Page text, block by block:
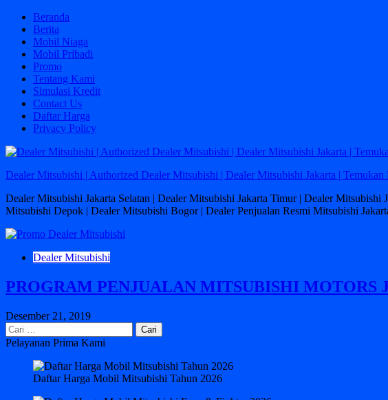
Skip
content
Beranda
Berita
Mobil Niaga
Mobil Pribadi
Promo
Tentang Kami
Simulasi Kredit
Contact Us
Daftar Harga
Privacy Policy
Dealer Mitsubishi | Authorized Dealer Mitsubishi | Dealer Mitsubishi Jakarta |
Dealer Mitsubishi Jakarta Selatan | Dealer Mitsubishi Jakarta Timur | Dealer
Mitsubishi Depok | Dealer Mitsubishi Bogor | Dealer Penjualan Resmi Mitsubishi
Dealer Mitsubishi
PROGRAM PENJUALAN MITSUBISHI MOTORS
Desember 21, 2019
Cari
untuk:
Pelayanan Prima Kami
Daftar Harga Mobil Mitsubishi Tahun 2026